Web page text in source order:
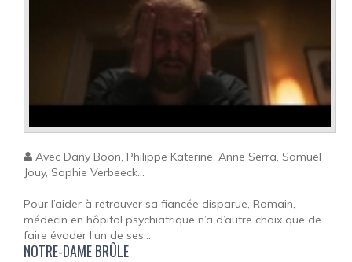
Avec Dany Boon, Philippe Katerine, Anne Serra, Samuel
Jouy, Sophie Verbeeck...
Pour l’aider à retrouver sa fiancée disparue, Romain,
médecin en hôpital psychiatrique n’a d’autre choix que de
faire évader l’un de ses...
NOTRE-DAME BRÛLE